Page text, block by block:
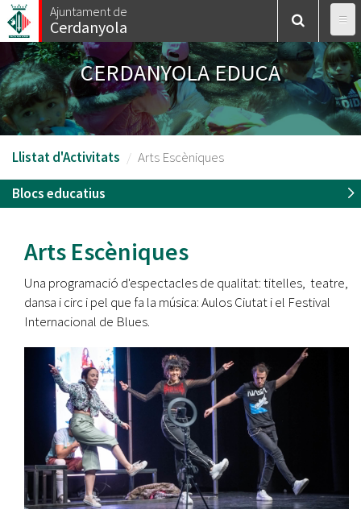
Vés
al
contingut
Ajuntament de
Cerdanyola
CERDANYOLA EDUCA
Llistat d'Activitats Arts Escèniques
Blocs educatius
Arts Escèniques
Una programació d'espectacles de qualitat: titelles, teatre,
dansa i circ i pel que fa la música: Aulos Ciutat i el Festival
Internacional de Blues.